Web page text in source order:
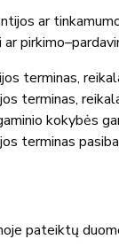
ar
terminas,
terminas,
kokybės
terminas
pateiktų